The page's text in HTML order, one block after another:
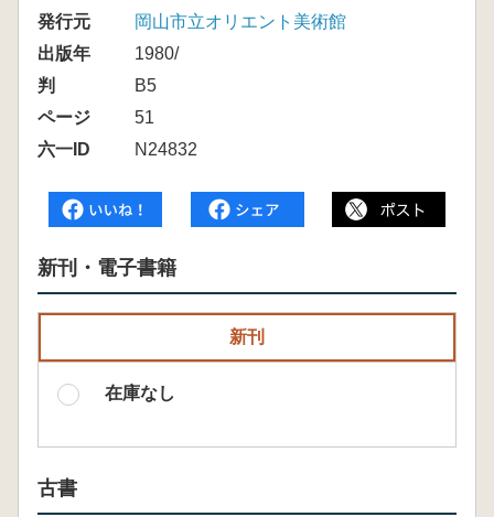
発行元
岡山市立オリエント美術館
出版年
1980/
判
B5
ページ
51
六一ID
N24832
新刊・電子書籍
新刊
在庫なし
古書